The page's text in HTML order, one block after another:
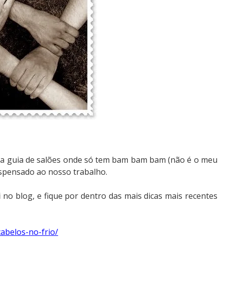
guia de salões onde só tem bam bam bam (não é o meu
ao nosso trabalho.
blog, e fique por dentro das mais dicas mais recentes
no-frio/